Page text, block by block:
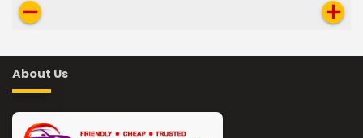
remove add
About Us